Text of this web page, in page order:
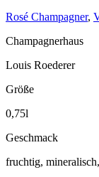
Rosé Champagner,
Champagnerhaus
Louis Roederer
Größe
0,75l
Geschmack
fruchtig,